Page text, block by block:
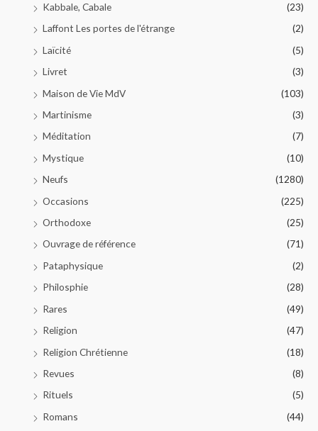
Kabbale, Cabale
(23)
Laffont Les portes de l'étrange
(2)
Laïcité
(5)
Livret
(3)
Maison de Vie MdV
(103)
Martinisme
(3)
Méditation
(7)
Mystique
(10)
Neufs
(1280)
Occasions
(225)
Orthodoxe
(25)
Ouvrage de référence
(71)
Pataphysique
(2)
Philosphie
(28)
Rares
(49)
Religion
(47)
Religion Chrétienne
(18)
Revues
(8)
Rituels
(5)
Romans
(44)